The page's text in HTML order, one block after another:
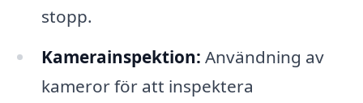
stopp.
Kamerainspektion: Användning av
kameror för att inspektera